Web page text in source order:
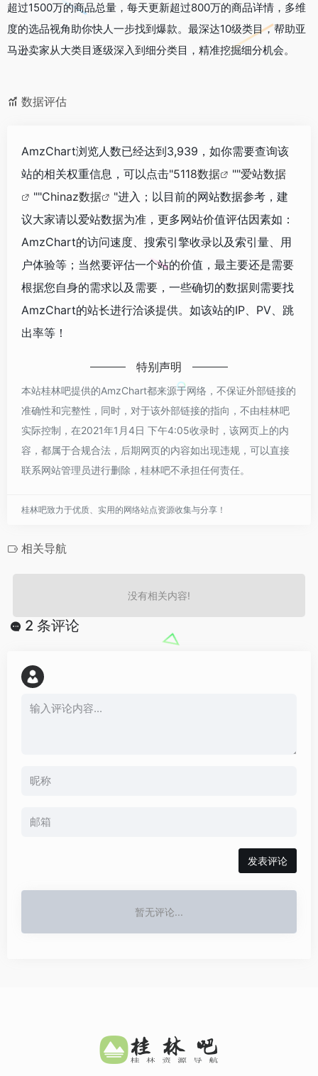
超过1500万的商品总量，每天更新超过800万的商品详情，多维
度的选品视角助你快人一步找到爆款。最深达10级类目，帮助亚
马逊卖家从大类目逐级深入到细分类目，精准挖掘细分机会。
数据评估
AmzChart浏览人数已经达到3,939，如你需要查询该
站的相关权重信息，可以点击"5118数据 ""爱站数据
""Chinaz数据
"进入；以目前的网站数据参考，建
议大家请以爱站数据为准，更多网站价值评估因素如：
AmzChart的访问速度、搜索引擎收录以及索引量、用
户体验等；当然要评估一个站的价值，最主要还是需要
根据您自身的需求以及需要，一些确切的数据则需要找
AmzChart的站长进行洽谈提供。如该站的IP、PV、跳
出率等！
特别声明
本站桂林吧提供的AmzChart都来源于网络，不保证外部链接的
准确性和完整性，同时，对于该外部链接的指向，不由桂林吧
实际控制，在2021年1月4日 下午4:05收录时，该网页上的内
容，都属于合规合法，后期网页的内容如出现违规，可以直接
联系网站管理员进行删除，桂林吧不承担任何责任。
桂林吧致力于优质、实用的网络站点资源收集与分享！
相关导航
没有相关内容!
2 条评论
发表评论
暂无评论...